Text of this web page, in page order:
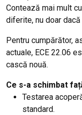
Contează mai mult
diferite, nu doar
Pentru cumpărător,
actuale, ECE 22.06
cască nouă.
Ce s-a schimbat
Testarea
standard.